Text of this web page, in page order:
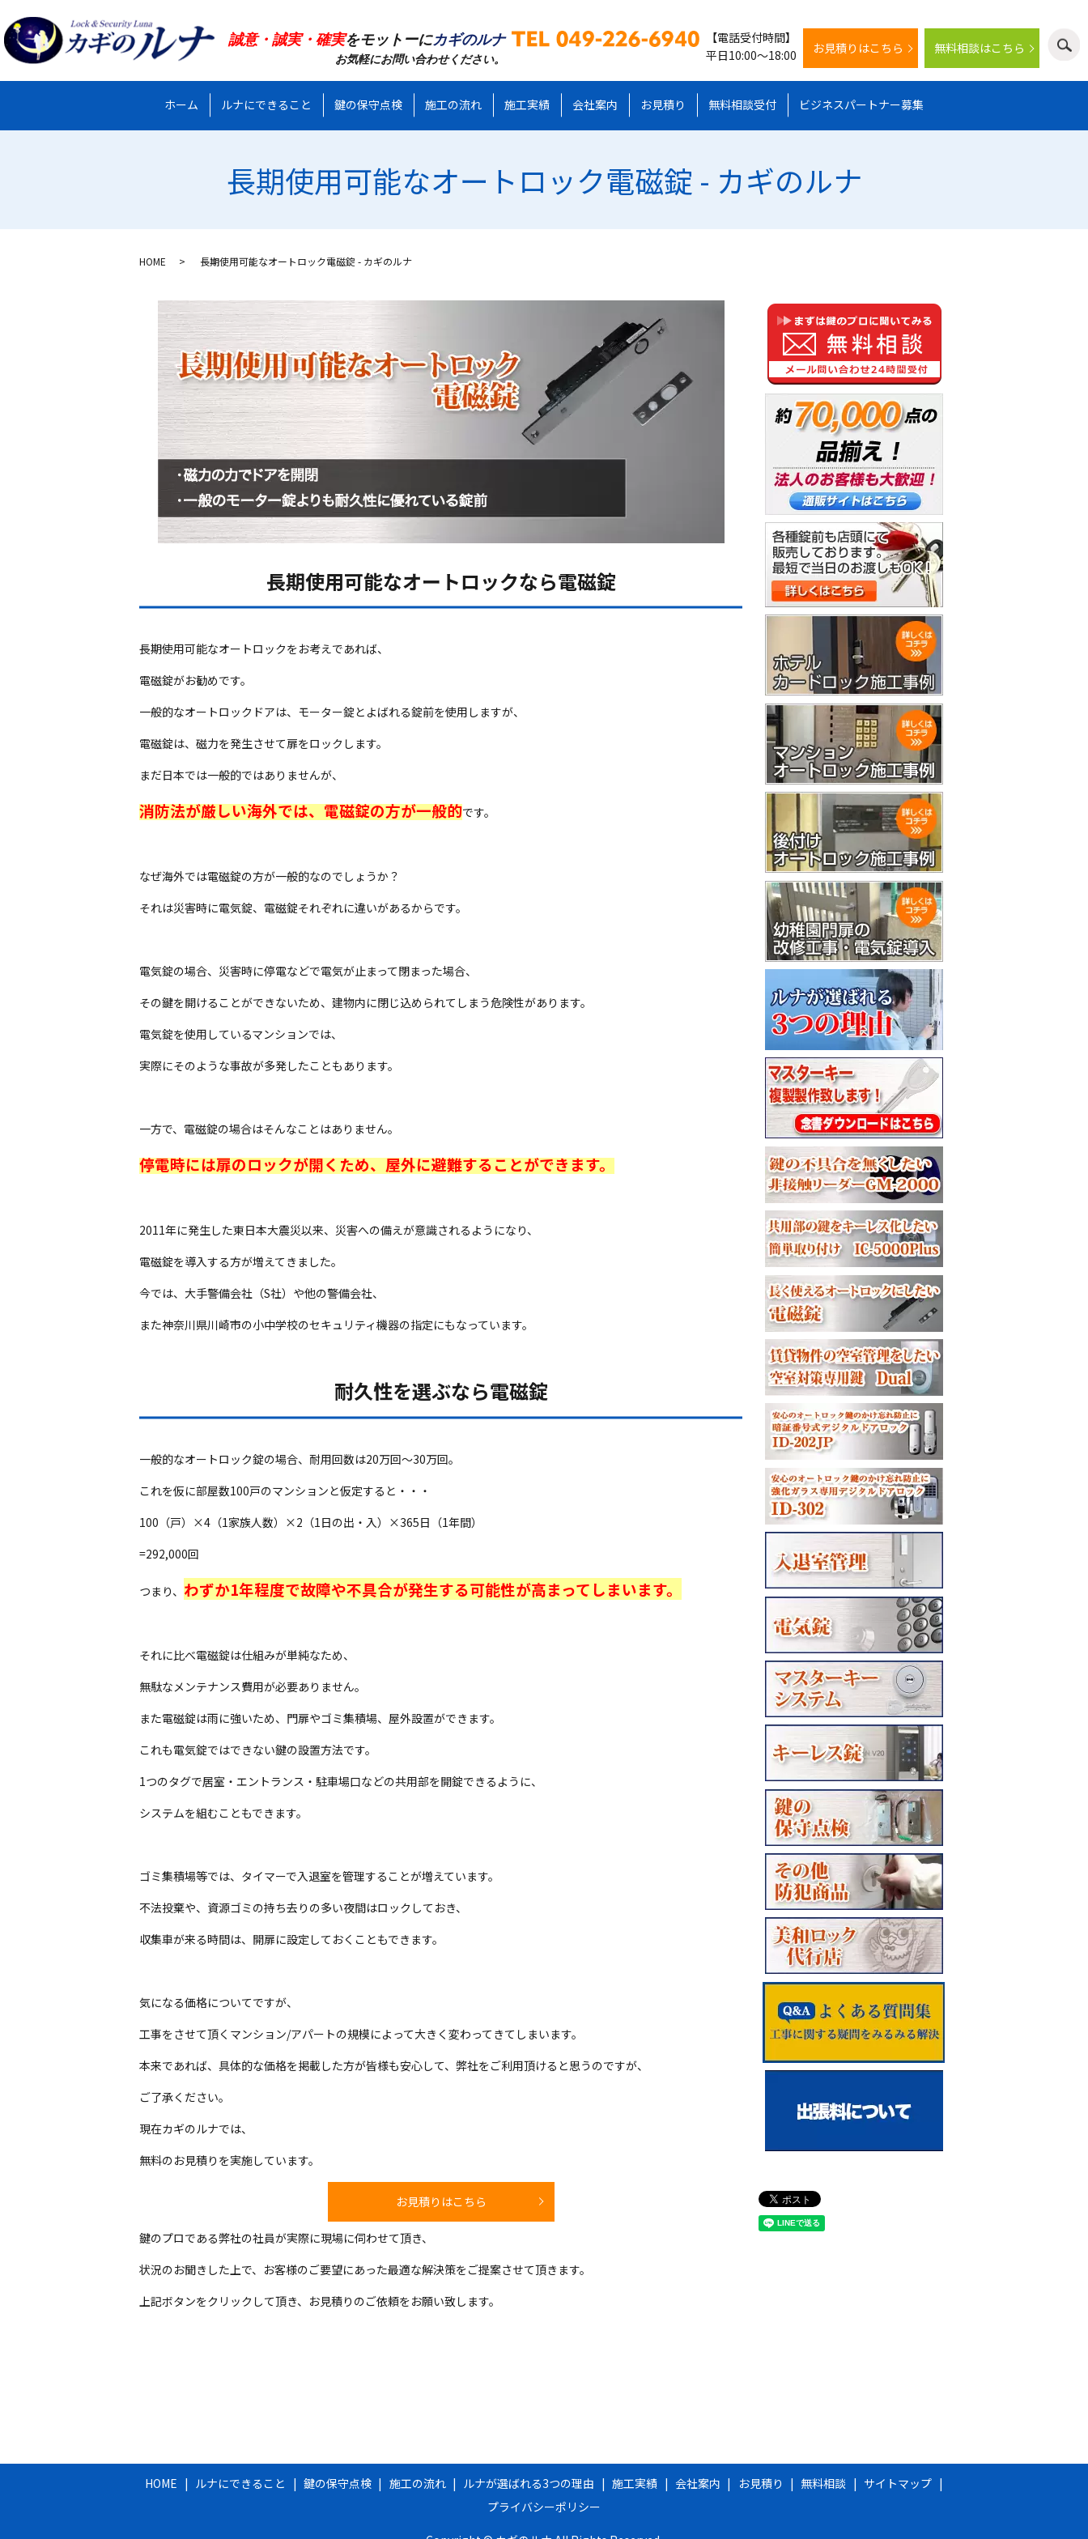
誠意・誠実・確実をモットーにカギのルナ
お気軽にお問い合わせください。
【電話受付時間】
平日10:00～18:00
お見積りはこちら 無料相談はこちら
ホーム ルナにできること 鍵の保守点検 施工の流れ 施工実績 会社案内 お見積り 無料相談受付 ビジネスパートナー募集
長期使用可能なオートロック電磁錠 - カギのルナ
HOME 長期使用可能なオートロック電磁錠 - カギのルナ
長期使用可能なオートロックなら電磁錠
長期使用可能なオートロックをお考えであれば、
電磁錠がお勧めです。
一般的なオートロックドアは、モーター錠とよばれる錠前を使用しますが、
電磁錠は、磁力を発生させて扉をロックします。
まだ日本では一般的ではありませんが、
消防法が厳しい海外では、電磁錠の方が一般的です。
なぜ海外では電磁錠の方が一般的なのでしょうか？
それは災害時に電気錠、電磁錠それぞれに違いがあるからです。
電気錠の場合、災害時に停電などで電気が止まって閉まった場合、
その鍵を開けることができないため、建物内に閉じ込められてしまう危険性があります。
電気錠を使用しているマンションでは、
実際にそのような事故が多発したこともあります。
一方で、電磁錠の場合はそんなことはありません。
停電時には扉のロックが開くため、屋外に避難することができます。
2011年に発生した東日本大震災以来、災害への備えが意識されるようになり、
電磁錠を導入する方が増えてきました。
今では、大手警備会社（S社）や他の警備会社、
また神奈川県川崎市の小中学校のセキュリティ機器の指定にもなっています。
耐久性を選ぶなら電磁錠
一般的なオートロック錠の場合、耐用回数は20万回〜30万回。
これを仮に部屋数100戸のマンションと仮定すると・・・
100（戸）×4（1家族人数）×2（1日の出・入）×365日（1年間）
=292,000回
つまり、 わずか1年程度で故障や不具合が発生する可能性が高まってしまいます。
それに比べ電磁錠は仕組みが単純なため、
無駄なメンテナンス費用が必要ありません。
また電磁錠は雨に強いため、門扉やゴミ集積場、屋外設置ができます。
これも電気錠ではできない鍵の設置方法です。
1つのタグで居室・エントランス・駐車場口などの共用部を開錠できるように、
システムを組むこともできます。
ゴミ集積場等では、タイマーで入退室を管理することが増えています。
不法投棄や、資源ゴミの持ち去りの多い夜間はロックしておき、
収集車が来る時間は、開扉に設定しておくこともできます。
気になる価格についてですが、
工事をさせて頂くマンション/アパートの規模によって大きく変わってきてしまいます。
本来であれば、具体的な価格を掲載した方が皆様も安心して、弊社をご利用頂けると思うのですが、
ご了承ください。
現在カギのルナでは、
無料のお見積りを実施しています。
お見積りはこちら
鍵のプロである弊社の社員が実際に現場に伺わせて頂き、
状況のお聞きした上で、お客様のご要望にあった最適な解決策をご提案させて頂きます。
上記ボタンをクリックして頂き、お見積りのご依頼をお願い致します。
HOME ルナにできること 鍵の保守点検 施工の流れ ルナが選ばれる3つの理由 施工実績 会社案内 お見積り 無料相談
サイトマップ
プライバシーポリシー